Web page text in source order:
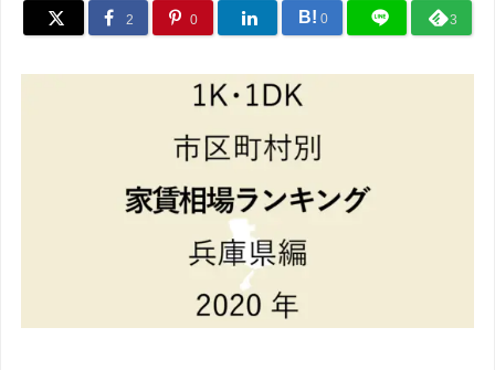
2 0 B! 0 3